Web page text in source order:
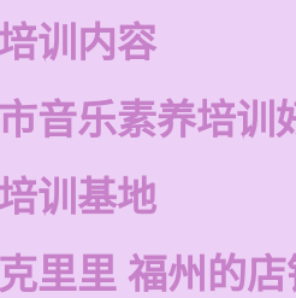
训内容
音乐素养培训
训基地
里里 福州的